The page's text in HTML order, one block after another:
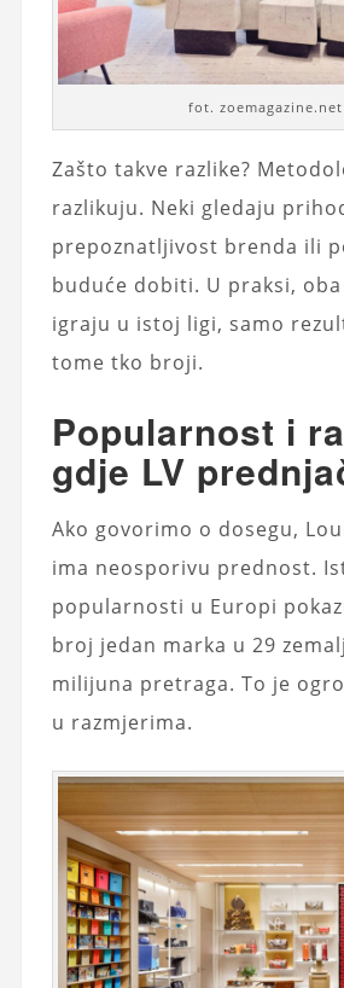
fot. zoemagazine.net
Zašto takve razlike?
razlikuju. Neki gledaju
prepoznatljivost brenda ili
buduće dobiti. U praksi,
igraju u istoj ligi, samo
tome tko broji.
Popularnost i
gdje LV
Ako govorimo o dosegu,
ima neosporivu prednost.
popularnosti u Europi
broj jedan marka u 29
milijuna pretraga. To je
u razmjerima.